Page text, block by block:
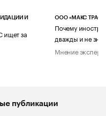
И
ищет за
ООО «МАКС ТРАСТ»
Почему
дважды и не
Мнение
публикации